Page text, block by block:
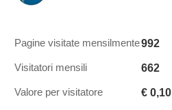
Pagine visitate mensilmente992
Visitatori mensili 662
Valore per visitatore € 0,10